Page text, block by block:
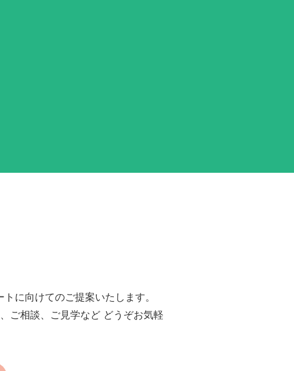
に向けてのご提案いたします。
ご相談、ご見学など どうぞお気軽